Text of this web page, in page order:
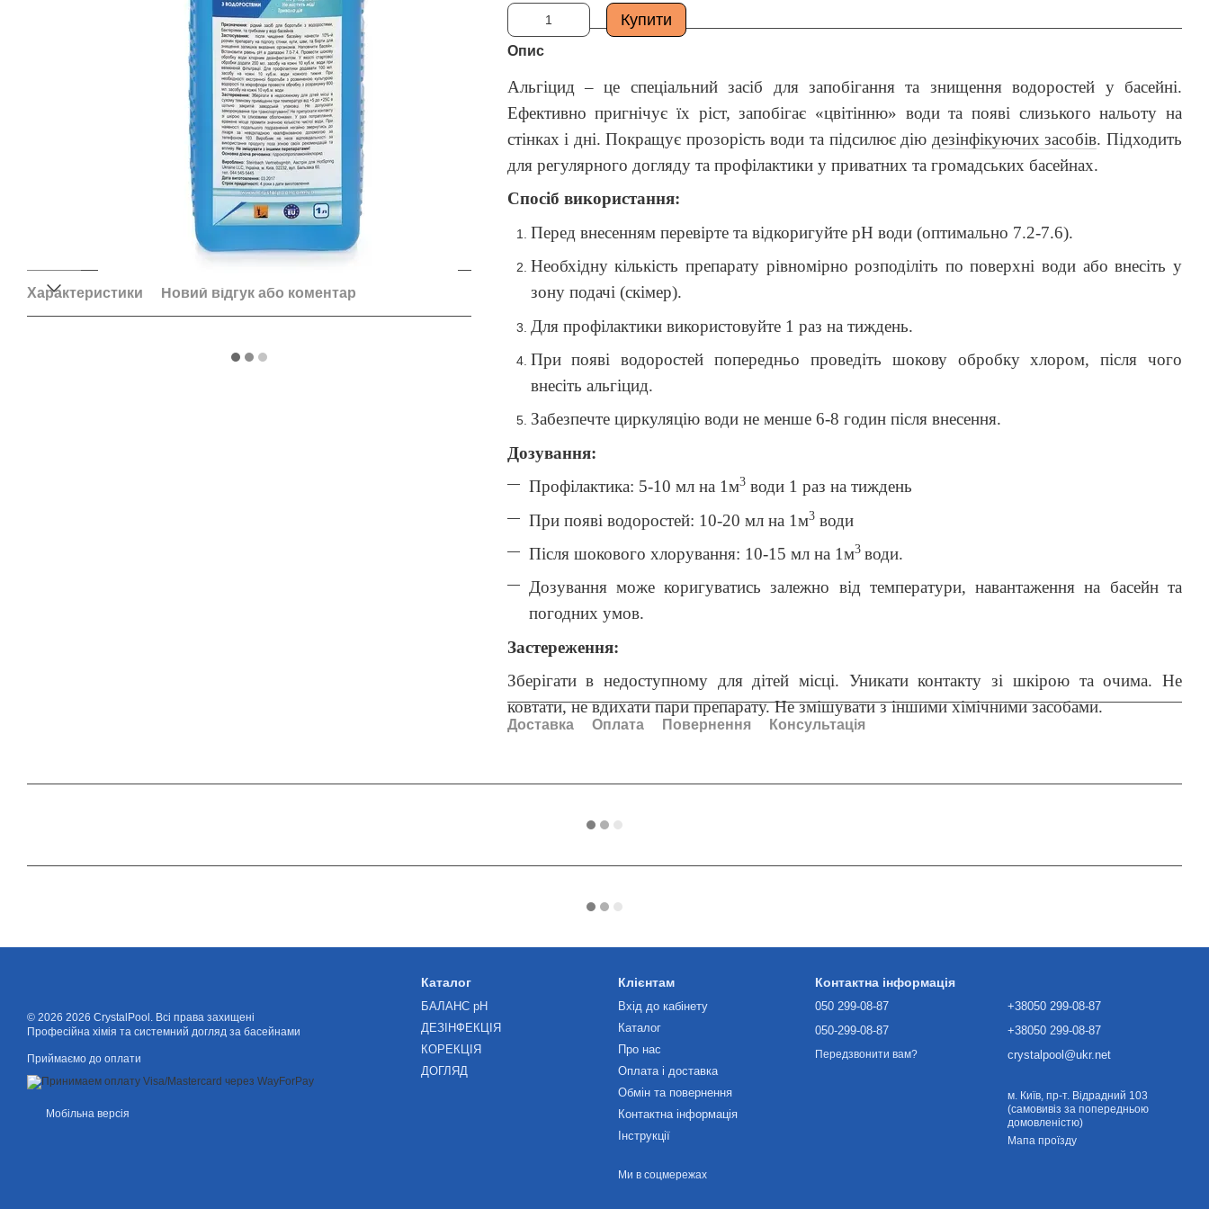
Характеристики Новий відгук або коментар
Купити
Опис
Альгіцид – це спеціальний засіб для запобігання та знищення водоростей у басейні.
Ефективно пригнічує їх ріст, запобігає «цвітінню» води та появі слизького нальоту на
стінках і дні. Покращує прозорість води та підсилює дію дезінфікуючих засобів. Підходить
для регулярного догляду та профілактики у приватних та громадських басейнах.
Спосіб використання:
Перед внесенням перевірте та відкоригуйте рН води (оптимально 7.2-7.6).
Необхідну кількість препарату рівномірно розподіліть по поверхні води або внесіть у
зону подачі (скімер).
Для профілактики використовуйте 1 раз на тиждень.
При появі водоростей попередньо проведіть шокову обробку хлором, після чого
внесіть альгіцид.
Забезпечте циркуляцію води не менше 6-8 годин після внесення.
Дозування:
Профілактика: 5-10 мл на 1м3води 1 раз на тиждень
При появі водоростей: 10-20 мл на 1м3води
Після шокового хлорування: 10-15 мл на 1м3 води.
Дозування може коригуватись залежно від температури, навантаження на басейн та
погодних умов.
Застереження:
Зберігати в недоступному для дітей місці. Уникати контакту зі шкірою та очима. Не
ковтати, не вдихати пари препарату. Не змішувати з іншими хімічними засобами.
Доставка Оплата Повернення Консультація
© 2026 2026 CrystalPool. Всі права захищені
Професійна хімія та системний догляд за басейнами
Приймаємо до оплати
Мобільна версія
Каталог
БАЛАНС рН
ДЕЗІНФЕКЦІЯ
КОРЕКЦІЯ
ДОГЛЯД
Клієнтам
Вхід до кабінету
Каталог
Про нас
Оплата і доставка
Обмін та повернення
Контактна інформація
Інструкції
Ми в соцмережах
Контактна інформація
050 299-08-87
050-299-08-87
Передзвонити вам?
+38050 299-08-87
+38050 299-08-87
crystalpool@ukr.net
м. Київ, пр-т. Відрадний 103
(самовивіз за попередньою
домовленістю)
Мапа проїзду